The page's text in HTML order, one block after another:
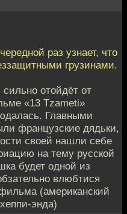
раз узнает, что
грузинами.
отойдёт от
«13 Tzameti»
Главными
французские дядьки,
своей нашли себе
на тему русской
будет одной из
влюбтися
(американский
энда)